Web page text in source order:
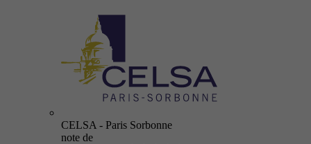
CELSA - Paris Sorbonne
note de